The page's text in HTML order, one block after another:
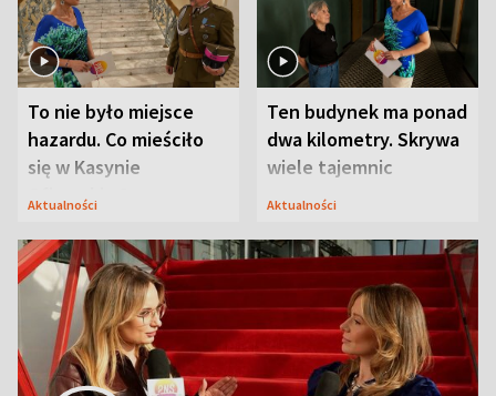
To nie było miejsce
hazardu. Co mieściło
się w Kasynie
Oficerskim?
Aktualności
Ten budynek ma ponad
dwa kilometry. Skrywa
wiele tajemnic
Aktualności